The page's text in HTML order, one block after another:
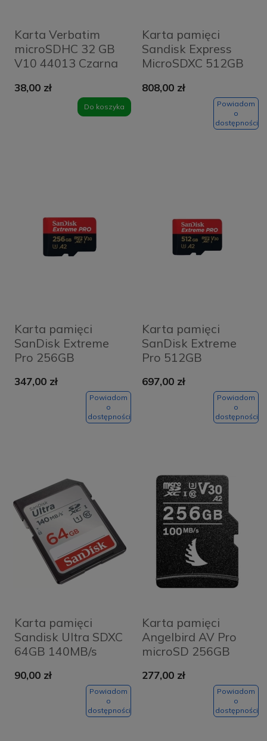
Karta Verbatim
microSDHC 32 GB
V10 44013 Czarna
38,00 zł
Do koszyka
Karta pamięci
Sandisk Express
MicroSDXC 512GB
808,00 zł
Powiadom
o
dostępności
Karta pamięci
SanDisk Extreme
Pro 256GB
200/140 MB/s A2
C10 V30 UHS-I U3
347,00 zł
Powiadom
o
dostępności
Karta pamięci
SanDisk Extreme
Pro 512GB
200/140 MB/s A2
C10 V30 UHS-I U3
697,00 zł
Powiadom
o
dostępności
Karta pamięci
Sandisk Ultra SDXC
64GB 140MB/s
90,00 zł
Powiadom
o
dostępności
Karta pamięci
Angelbird AV Pro
microSD 256GB
277,00 zł
Powiadom
o
dostępności